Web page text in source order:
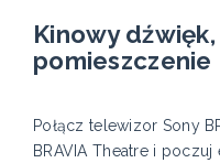
Kinowy
pomieszczenie
Połącz telewizor Sony
BRAVIA Theatre i